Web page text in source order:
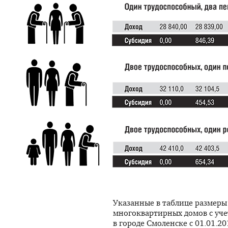
Указанные в таблице
многоквартирных домов с
в городе Смоленске с